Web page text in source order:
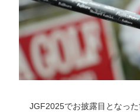
JGF2025でお披露目となっ